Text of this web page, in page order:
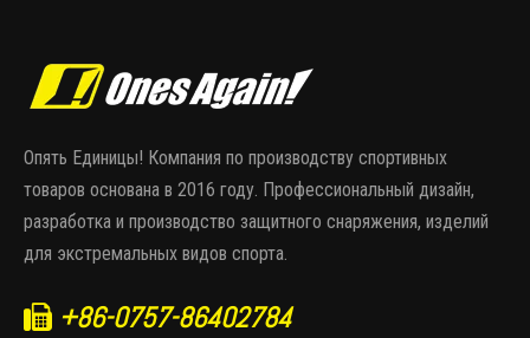
Опять Единицы! Компания по производству спортивных
товаров основана в 2016 году. Профессиональный дизайн,
разработка и производство защитного снаряжения, изделий
для экстремальных видов спорта.
 +86-0757-86402784